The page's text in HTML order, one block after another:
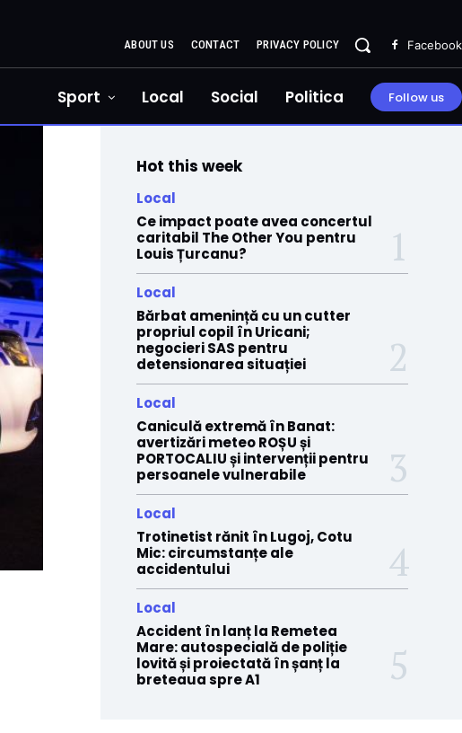
ABOUT US CONTACT PRIVACY POLICY Facebook
Sport Local Social Politica Follow us
Hot this week
Local
Ce impact poate avea concertul
caritabil The Other You pentru
Louis Țurcanu?
Local
Bărbat amenință cu un cutter
propriul copil în Uricani;
negocieri SAS pentru
detensionarea situației
Local
Caniculă extremă în Banat:
avertizări meteo ROȘU și
PORTOCALIU și intervenții pentru
persoanele vulnerabile
Local
Trotinetist rănit în Lugoj, Cotu
Mic: circumstanțe ale
accidentului
Local
Accident în lanț la Remetea
Mare: autospecială de poliție
lovită și proiectată în șanț la
breteaua spre A1